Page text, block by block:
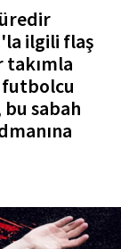
ilgili flaş
takımla
futbolcu
bu sabah